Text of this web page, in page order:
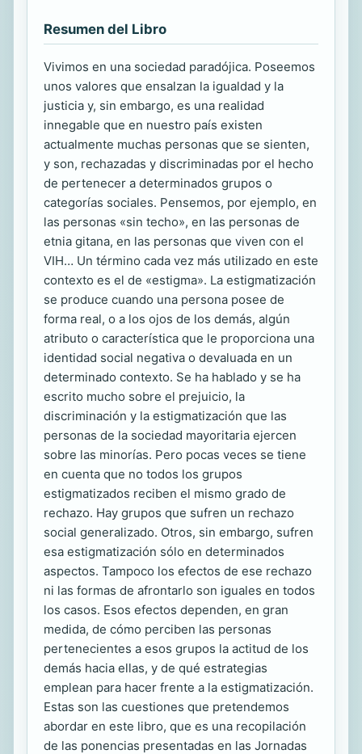
Resumen del Libro
Vivimos en una sociedad paradójica. Poseemos
unos valores que ensalzan la igualdad y la
justicia y, sin embargo, es una realidad
innegable que en nuestro país existen
actualmente muchas personas que se sienten,
y son, rechazadas y discriminadas por el hecho
de pertenecer a determinados grupos o
categorías sociales. Pensemos, por ejemplo, en
las personas «sin techo», en las personas de
etnia gitana, en las personas que viven con el
VIH… Un término cada vez más utilizado en este
contexto es el de «estigma». La estigmatización
se produce cuando una persona posee de
forma real, o a los ojos de los demás, algún
atributo o característica que le proporciona una
identidad social negativa o devaluada en un
determinado contexto. Se ha hablado y se ha
escrito mucho sobre el prejuicio, la
discriminación y la estigmatización que las
personas de la sociedad mayoritaria ejercen
sobre las minorías. Pero pocas veces se tiene
en cuenta que no todos los grupos
estigmatizados reciben el mismo grado de
rechazo. Hay grupos que sufren un rechazo
social generalizado. Otros, sin embargo, sufren
esa estigmatización sólo en determinados
aspectos. Tampoco los efectos de ese rechazo
ni las formas de afrontarlo son iguales en todos
los casos. Esos efectos dependen, en gran
medida, de cómo perciben las personas
pertenecientes a esos grupos la actitud de los
demás hacia ellas, y de qué estrategias
emplean para hacer frente a la estigmatización.
Estas son las cuestiones que pretendemos
abordar en este libro, que es una recopilación
de las ponencias presentadas en las Jornadas